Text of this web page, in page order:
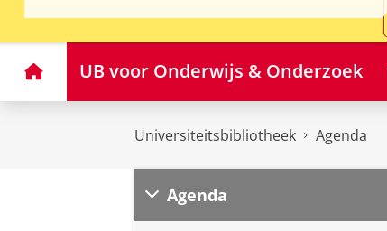
HomeUB voor Onderwijs & Onderzoek
Universiteitsbibliotheek Agenda
Agenda